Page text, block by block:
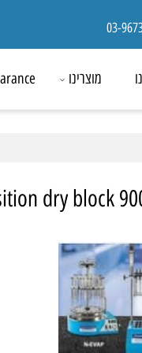
מוצרינו Clearance
dry